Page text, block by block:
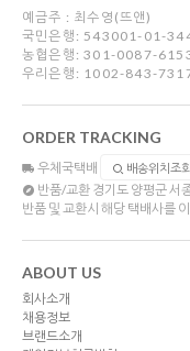
예금주 : 최수영(뜨앤)
국민은행: 543001-01-
농협은행: 301-0087-
우리은행: 1002-843-
ORDER TRACKING
우체국택배 배송위치조회
반품/교환 경기도 양평군 서
반품 및 교환시 해당 택배사를
ABOUT US
회사소개
채용정보
브랜드소개